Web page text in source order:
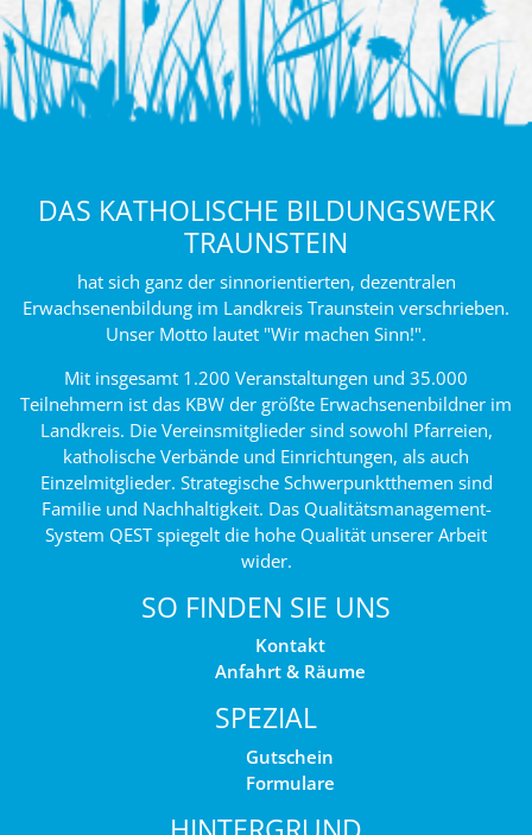
DAS KATHOLISCHE BILDUNGSWERK
TRAUNSTEIN
hat sich ganz der sinnorientierten, dezentralen
Erwachsenenbildung im Landkreis Traunstein verschrieben.
Unser Motto lautet "Wir machen Sinn!".
Mit insgesamt 1.200 Veranstaltungen und 35.000
Teilnehmern ist das KBW der größte Erwachsenenbildner im
Landkreis. Die Vereinsmitglieder sind sowohl Pfarreien,
katholische Verbände und Einrichtungen, als auch
Einzelmitglieder. Strategische Schwerpunktthemen sind
Familie und Nachhaltigkeit. Das Qualitätsmanagement-
System QEST spiegelt die hohe Qualität unserer Arbeit
wider.
SO FINDEN SIE UNS
Kontakt
Anfahrt & Räume
SPEZIAL
Gutschein
Formulare